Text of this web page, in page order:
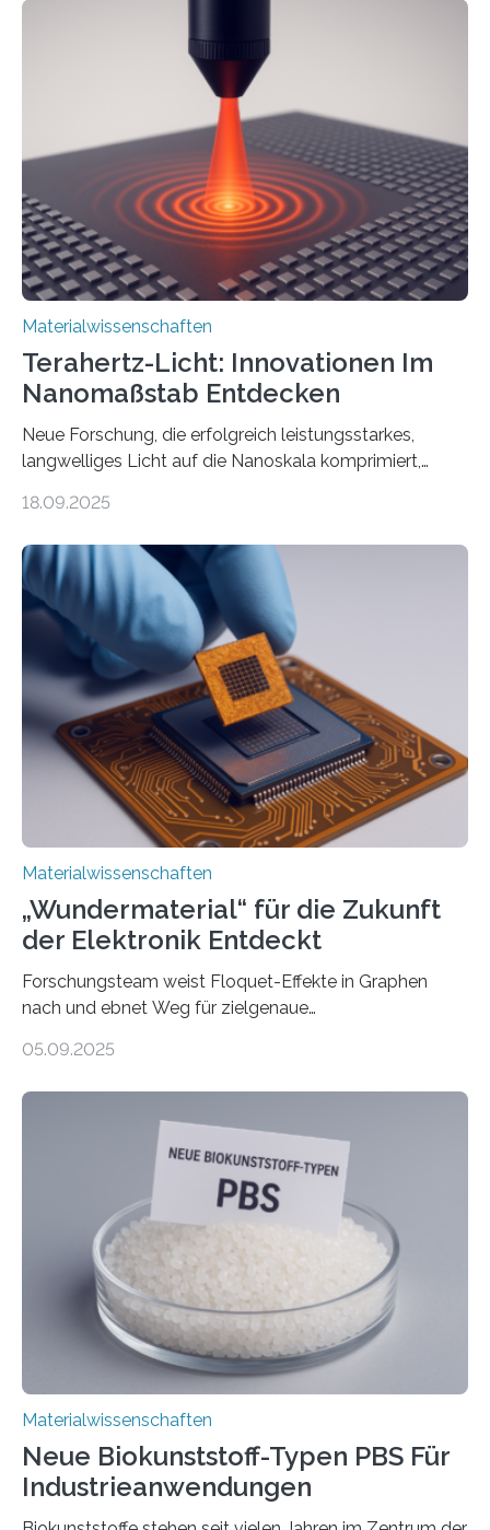
Nichtmetallen vorkommt und insbesondere für
Sensorik und Elektrotechnik von Interesse ist. Über ihre
Erkenntnisse berichten die Forschenden im Journal of
the American Chemical Society. —What for?
Materialien, die gleichzeitig Strom leiten und Licht
beeinflussen können, sind für viele moderne
Technologien…
Materialwissenschaften
Terahertz-Licht: Innovationen Im
Nanomaßstab Entdecken
Neue Forschung, die erfolgreich leistungsstarkes,
langwelliges Licht auf die Nanoskala komprimiert,
optoelektronischen Geräten ermöglichen, geleitet von
Forschung, die erfolgreich leistungsstarkes,
langwelliges Licht auf die Nanoskala komprimiert,
könnte Fortschritte in der Terahertz-Optik und bei
optoelektronischen Geräten ermöglichen, geleitet von
Vanderbilt und dem Fritz-Haber-Institut Josh Caldwell,
Professor für Maschinenbau und Direktor des
interdisziplinären Graduiertenprogramms für
Materialwissenschaften an der Vanderbilt University,
und Alexander Paarmann vom Fritz-Haber-Institut
leiteten ein internationales Forschungsprojekt, das…
18.09.2025
Materialwissenschaften
„Wundermaterial“ für die Zukunft
der Elektronik Entdeckt
Forschungsteam weist Floquet-Effekte in Graphen
nach und ebnet Weg für zielgenaue
– nur eine Atomlage dick, aber extrem leitfähig und
Sensoren, leistungsstarken Batterien und effizienten
Solarzellen. Eine neue Studie hebt das Potenzial nun
noch auf ein neues Level: Zum ersten Mal haben
Forschende an der Universität Göttingen gemeinsam
mit Kollegen aus Braunschweig, Bremen und der
Schweiz direkt beobachtet, wie in Graphen…
05.09.2025
Materialwissenschaften
Neue Biokunststoff-Typen PBS Für
Industrieanwendungen